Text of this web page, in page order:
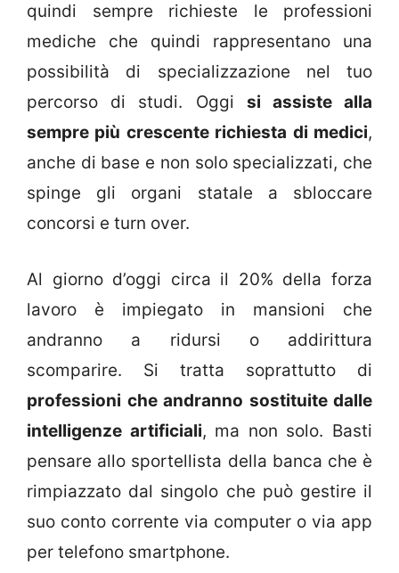
quindi sempre richieste le professioni
mediche che quindi rappresentano una
possibilità di specializzazione nel tuo
percorso di studi. Oggi si assiste alla
sempre più crescente richiesta di medici,
anche di base e non solo specializzati, che
spinge gli organi statale a sbloccare
concorsi e turn over.
Al giorno d’oggi circa il 20% della forza
lavoro è impiegato in mansioni che
andranno a ridursi o addirittura
scomparire. Si tratta soprattutto di
professioni che andranno sostituite dalle
intelligenze artificiali, ma non solo. Basti
pensare allo sportellista della banca che è
rimpiazzato dal singolo che può gestire il
suo conto corrente via computer o via app
per telefono smartphone.